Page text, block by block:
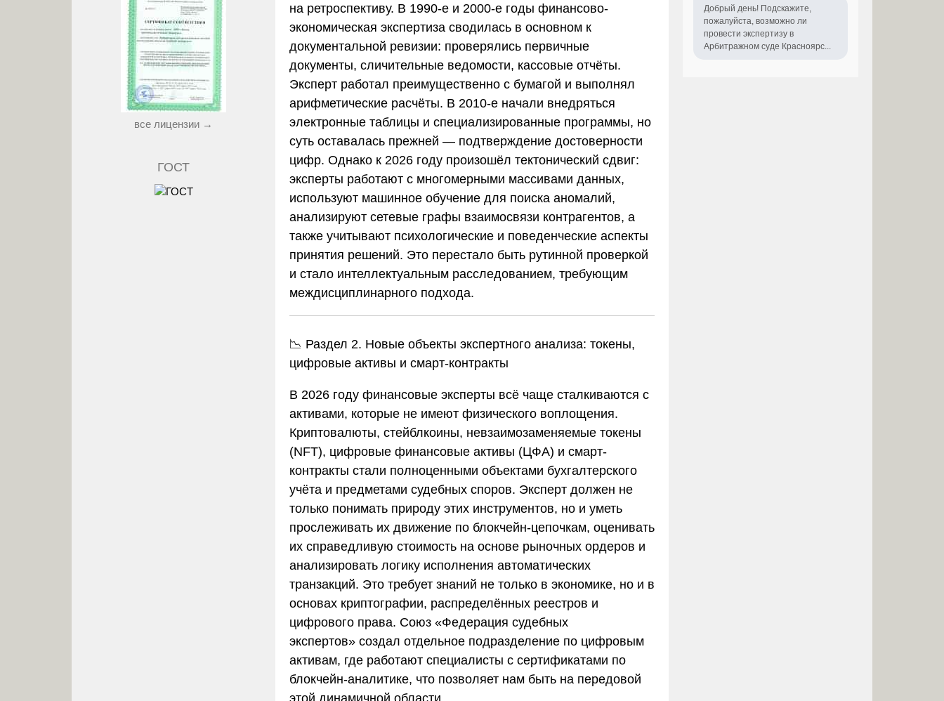
на ретроспективу. В 1990-е и 2000-е годы финансово-
экономическая экспертиза сводилась в основном к
документальной ревизии: проверялись первичные
документы, сличительные ведомости, кассовые отчёты.
Эксперт работал преимущественно с бумагой и выполнял
арифметические расчёты. В 2010-е начали внедряться
электронные таблицы и специализированные программы, но
суть оставалась прежней — подтверждение достоверности
цифр. Однако к 2026 году произошёл тектонический сдвиг:
эксперты работают с многомерными массивами данных,
используют машинное обучение для поиска аномалий,
анализируют сетевые графы взаимосвязи контрагентов, а
также учитывают психологические и поведенческие аспекты
принятия решений. Это перестало быть рутинной проверкой
и стало интеллектуальным расследованием, требующим
междисциплинарного подхода.
📉 Раздел 2. Новые объекты экспертного анализа: токены,
цифровые активы и смарт-контракты
В 2026 году финансовые эксперты всё чаще сталкиваются с
активами, которые не имеют физического воплощения.
Криптовалюты, стейблкоины, невзаимозаменяемые токены
(NFT), цифровые финансовые активы (ЦФА) и смарт-
контракты стали полноценными объектами бухгалтерского
учёта и предметами судебных споров. Эксперт должен не
только понимать природу этих инструментов, но и уметь
прослеживать их движение по блокчейн-цепочкам, оценивать
их справедливую стоимость на основе рыночных ордеров и
анализировать логику исполнения автоматических
транзакций. Это требует знаний не только в экономике, но и в
основах криптографии, распределённых реестров и
цифрового права. Союз «Федерация судебных
экспертов» создал отдельное подразделение по цифровым
активам, где работают специалисты с сертификатами по
блокчейн-аналитике, что позволяет нам быть на передовой
этой динамичной области.
все лицензии →
ГОСТ
Добрый день! Подскажите,
пожалуйста, возможно ли
провести экспертизу в
Арбитражном суде Красноярс...